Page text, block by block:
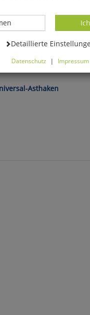
Asthaken
-
Datenverarbeitung -
Detaillierte
Datenschutz | Impressum
Besuch nur mit
Sie, dass auf Basis